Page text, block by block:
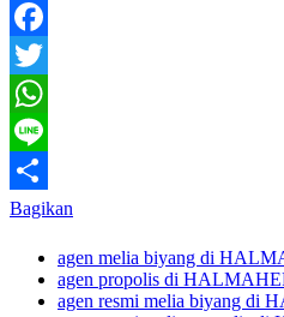
Facebook
Twitter
WhatsApp
Line
Bagikan
agen melia biyang di
agen propolis di
agen resmi melia biyang di